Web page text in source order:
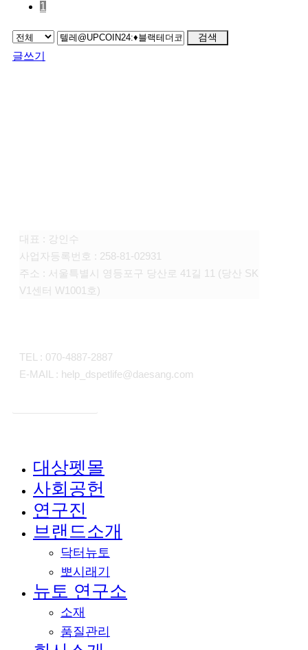
1
검색
글쓰기
대표 : 강인수
사업자등록번호 : 258-81-02931
주소 : 서울특별시 영등포구 당산로 41길 11 (당산 SK
V1센터 W1001호)
TEL : 070-4887-2887
E-MAIL : help_dspetlife@daesang.com
Close 대상펫몰
사회공헌
연구진
브랜드소개
닥터뉴토
뽀시래기
뉴토 연구소
소재
품질관리